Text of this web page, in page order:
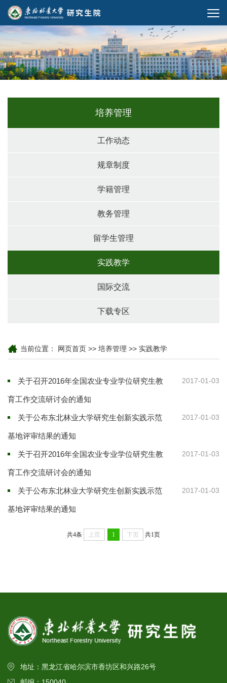
培养管理
工作动态
规章制度
学籍管理
教务管理
留学生管理
实践教学
国际交流
下载专区
当前位置： 网页首页 >> 培养管理 >> 实践教学
关于召开2016年全国农业专业学位研究生教
育工作交流研讨会的通知
2017-01-03
关于公布东北林业大学研究生创新实践示范
基地评审结果的通知
2017-01-03
关于召开2016年全国农业专业学位研究生教
育工作交流研讨会的通知
2017-01-03
关于公布东北林业大学研究生创新实践示范
基地评审结果的通知
2017-01-03
共4条 上页 1 下页 共1页
地址：黑龙江省哈尔滨市香坊区和兴路26号